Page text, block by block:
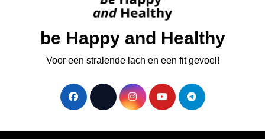
be Happy and Healthy
Voor een stralende lach en een fit gevoel!